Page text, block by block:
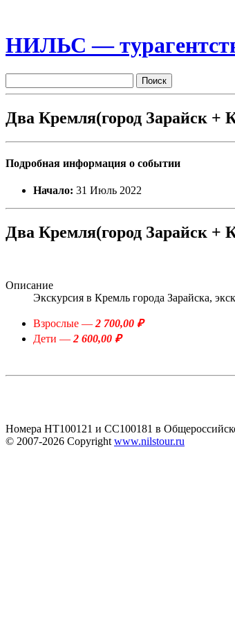
НИЛЬС —
Два Кремля(город Зарайск +
Подробная информация о событии
Начало: 31 Июль 2022
Два Кремля(город Зарайск +
Описание
Экскурсия в Кремль города Зарайска,
Взрослые — 2 700,00 ₽
Дети — 2 600,00 ₽
Номера HT100121 и CC100181 в
© 2007-2026 Copyright www.nilstour.ru